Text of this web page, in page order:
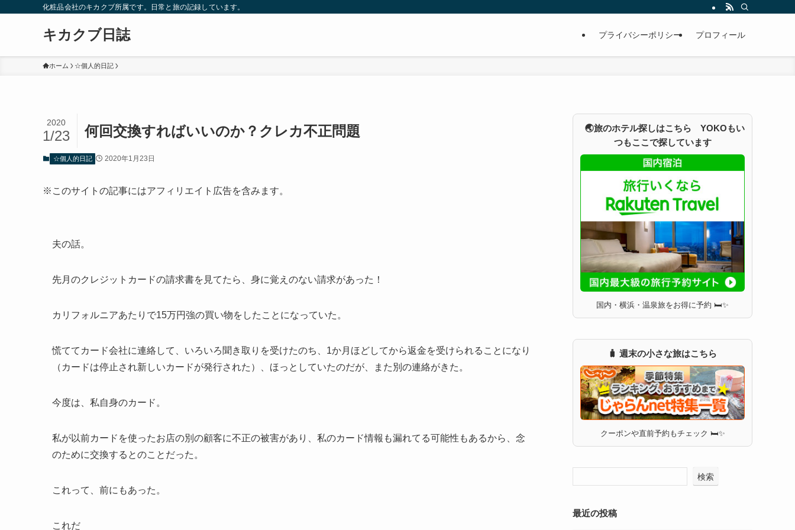
化粧品会社のキカクブ所属です。日常と旅の記録しています。
キカクブ日誌 プライバシーポリシー プロフィール
ホーム ☆個人的日記
何回交換すればいいのか？クレカ不正問題
2020
1/23
☆個人的日記 2020年1月23日
※このサイトの記事にはアフィリエイト広告を含みます。
夫の話。
先月のクレジットカードの請求書を見てたら、身に覚えのない請求があった！
カリフォルニアあたりで15万円強の買い物をしたことになっていた。
慌ててカード会社に連絡して、いろいろ聞き取りを受けたのち、1か月ほどしてから返金を受けられることになり
（カードは停止され新しいカードが発行された）、ほっとしていたのだが、また別の連絡がきた。
今度は、私自身のカード。
私が以前カードを使ったお店の別の顧客に不正の被害があり、私のカード情報も漏れてる可能性もあるから、念
のために交換するとのことだった。
これって、前にもあった。
これだ
🌏旅のホテル探しはこちら YOKOもい
つもここで探しています
国内・横浜・温泉旅をお得に予約 🛏✨
🧳 週末の小さな旅はこちら
クーポンや直前予約もチェック 🛏✨
検索
最近の投稿